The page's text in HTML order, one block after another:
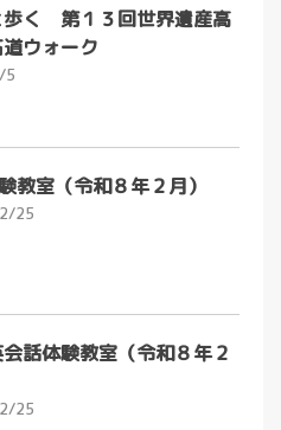
歩く 第１３回世界遺産高
ウォーク
5
教室（令和８年２月）
25
話体験教室（令和８年２
25